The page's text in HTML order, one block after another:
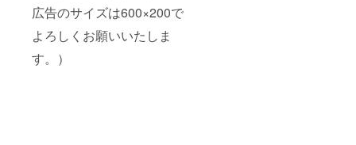
広告のサイズは600×200で
よろしくお願いいたしま
す。）